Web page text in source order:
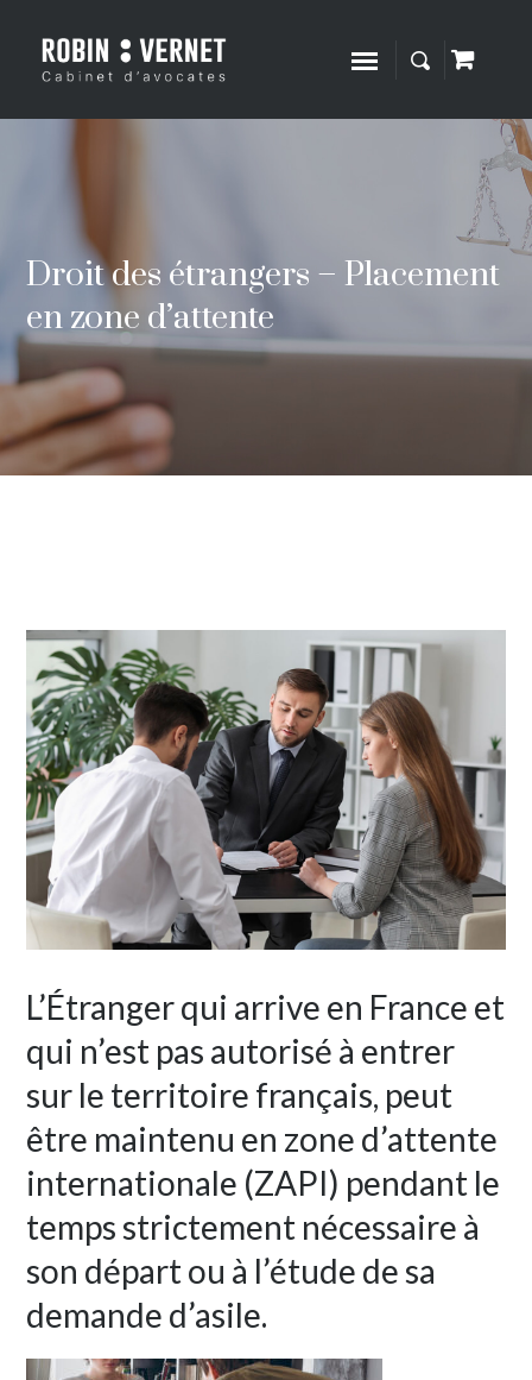
Droit des étrangers – Placement
en zone d’attente
L’Étranger qui arrive en France et
qui n’est pas autorisé à entrer
sur le territoire français, peut
être maintenu en zone d’attente
internationale (ZAPI) pendant le
temps strictement nécessaire à
son départ ou à l’étude de sa
demande d’asile.